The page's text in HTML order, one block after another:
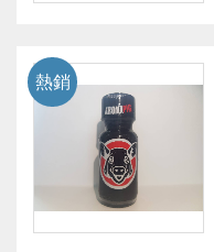
熱銷